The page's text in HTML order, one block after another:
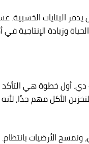
البنايات الخشبية.
وزيادة الإنتاجية
دي. أول خطوة هي
الأكل مهم جدًا،
الأرضيات بانتظام.